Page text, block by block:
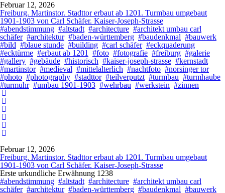
Februar 12, 2026
Freiburg. Martinstor. Stadttor erbaut ab 1201. Turmbau umgebaut
1901-1903 von Carl Schäfer. Kaiser-Joseph-Strasse
#abendstimmung #altstadt #architecture #architekt umbau carl
schäfer #architektur #baden-württemberg #baudenkmal #bauwerk
#bild #blaue stunde #building #carl schäfer #eckquaderung
#ecktürme #erbaut ab 1201 #foto #fotografie #freiburg #galerie
#gallery #gebäude #historisch #kaiser-joseph-strasse #kernstadt
#martinstor #medieval #mittelalterlich #nachtfoto #norsinger tor
#photo #photography #stadttor #teilverputzt #turmbau #turmhaube
#turmuhr #umbau 1901-1903 #wehrbau #werkstein #zinnen
Februar 12, 2026
Freiburg. Martinstor. Stadttor erbaut ab 1201. Turmbau umgebaut
1901-1903 von Carl Schäfer. Kaiser-Joseph-Strasse
Erste urkundliche Erwähnung 1238
#abendstimmung #altstadt #architecture #architekt umbau carl
schäfer #architektur #baden-württemberg #baudenkmal #bauwerk